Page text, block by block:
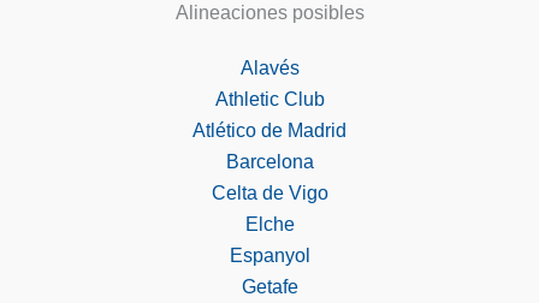
Alineaciones posibles
Alavés
Athletic Club
Atlético de Madrid
Barcelona
Celta de Vigo
Elche
Espanyol
Getafe